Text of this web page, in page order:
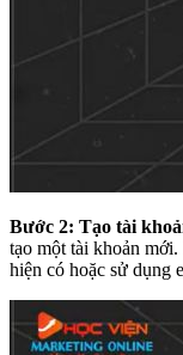
Bước 2: Tạo tài
tạo một tài khoản
hiện có hoặc sử dụng